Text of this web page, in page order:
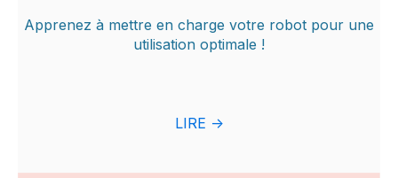
Apprenez à mettre en charge votre robot pour une
utilisation optimale !
LIRE ->